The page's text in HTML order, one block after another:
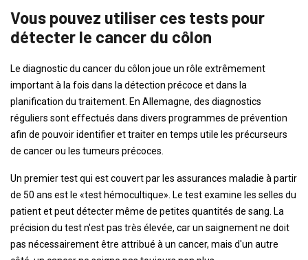
Vous pouvez utiliser ces tests pour
détecter le cancer du côlon
Le diagnostic du cancer du côlon joue un rôle extrêmement
important à la fois dans la détection précoce et dans la
planification du traitement. En Allemagne, des diagnostics
réguliers sont effectués dans divers programmes de prévention
afin de pouvoir identifier et traiter en temps utile les précurseurs
de cancer ou les tumeurs précoces.
Un premier test qui est couvert par les assurances maladie à partir
de 50 ans est le «test hémocultique». Le test examine les selles du
patient et peut détecter même de petites quantités de sang. La
précision du test n'est pas très élevée, car un saignement ne doit
pas nécessairement être attribué à un cancer, mais d'un autre